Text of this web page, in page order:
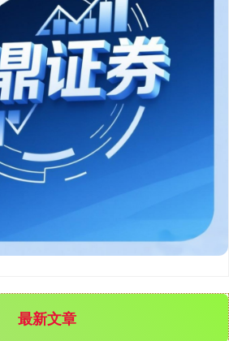
4694.44 +43.13 +0.93%
1134.24 +11.37 +1.01%
最新文章